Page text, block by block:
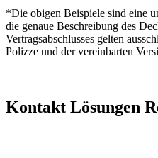
*Die obigen Beispiele sind eine
die genaue Beschreibung des
Vertragsabschlusses gelten
Polizze und der vereinbarten
Kontakt Lösungen